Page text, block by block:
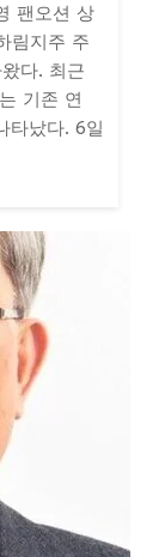
팬오션 상
림지주 주
다. 최근
기존 연
타났다. 6일